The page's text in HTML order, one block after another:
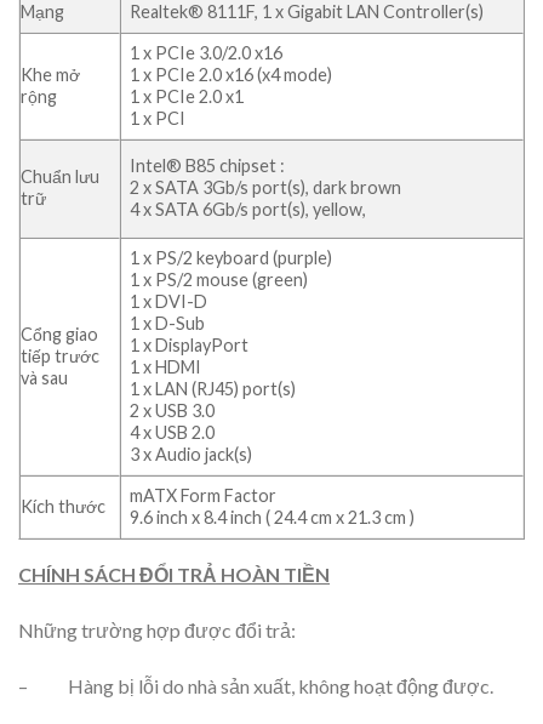
Mạng
Realtek® 8111F, 1 x Gigabit LAN Controller(s)
Khe mở
rộng
1 x PCIe 3.0/2.0 x16
1 x PCIe 2.0 x16 (x4 mode)
1 x PCIe 2.0 x1
1 x PCI
Chuẩn lưu
trữ
Intel® B85 chipset :
2 x SATA 3Gb/s port(s), dark brown
4 x SATA 6Gb/s port(s), yellow,
Cổng giao
tiếp trước
và sau
1 x PS/2 keyboard (purple)
1 x PS/2 mouse (green)
1 x DVI-D
1 x D-Sub
1 x DisplayPort
1 x HDMI
1 x LAN (RJ45) port(s)
2 x USB 3.0
4 x USB 2.0
3 x Audio jack(s)
Kích thước
mATX Form Factor
9.6 inch x 8.4 inch ( 24.4 cm x 21.3 cm )
CHÍNH SÁCH ĐỔI TRẢ HOÀN TIỀN
Những trường hợp được đổi trả:
– Hàng bị lỗi do nhà sản xuất, không hoạt động được.